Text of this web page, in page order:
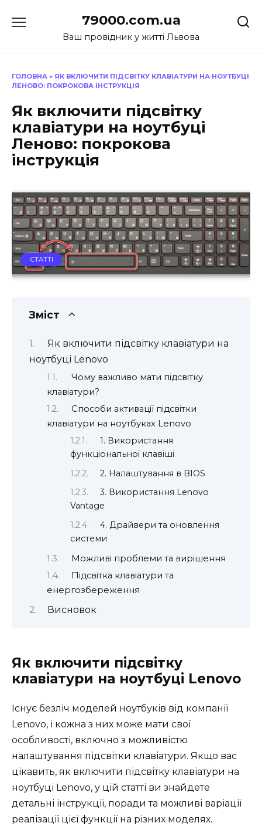
до
79000.com.ua
Ваш провідник у житті Львова
ГОЛОВНА » ЯК ВКЛЮЧИТИ ПІДСВІТКУ КЛАВІАТУРИ НА НОУТБУЦІ
ЛЕНОВО: ПОКРОКОВА ІНСТРУКЦІЯ
Як включити підсвітку
клавіатури на ноутбуці
Леново: покрокова
інструкція
СТАТТІ
Зміст
Як включити підсвітку клавіатури на
ноутбуці Lenovo
Чому важливо мати підсвітку
клавіатури?
Способи активації підсвітки
клавіатури на ноутбуках Lenovo
1. Використання
функціональної клавіші
2. Налаштування в BIOS
3. Використання Lenovo
Vantage
4. Драйвери та оновлення
системи
Можливі проблеми та вирішення
Підсвітка клавіатури та
енергозбереження
Висновок
Як включити підсвітку
клавіатури на ноутбуці Lenovo
Існує безліч моделей ноутбуків від компанії
Lenovo, і кожна з них може мати свої
особливості, включно з можливістю
налаштування підсвітки клавіатури. Якщо вас
цікавить, як включити підсвітку клавіатури на
ноутбуці Lenovo, у цій статті ви знайдете
детальні інструкції, поради та можливі варіації
реалізації цієї функції на різних моделях.